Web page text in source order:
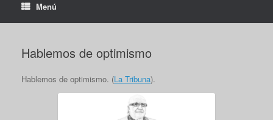
Menú
Hablemos de optimismo
Hablemos de optimismo. (La Tribuna).